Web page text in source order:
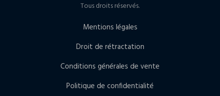
Tous droits réservés.
Mentions légales
Droit de rétractation
Conditions générales de vente
Politique de confidentialité